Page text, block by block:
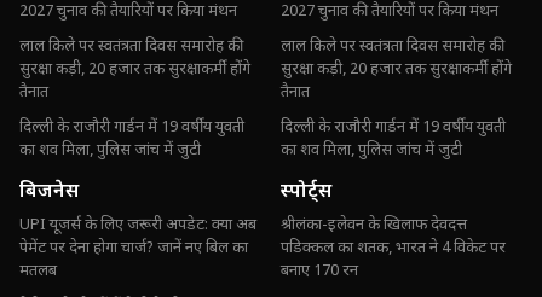
2027 चुनाव की तैयारियों पर किया मंथन
लाल किले पर स्वतंत्रता दिवस समारोह की
सुरक्षा कड़ी, 20 हजार तक सुरक्षाकर्मी होंगे
तैनात
दिल्ली के राजौरी गार्डन में 19 वर्षीय युवती
का शव मिला, पुलिस जांच में जुटी
2027 चुनाव की तैयारियों पर किया मंथन
लाल किले पर स्वतंत्रता दिवस समारोह की
सुरक्षा कड़ी, 20 हजार तक सुरक्षाकर्मी होंगे
तैनात
दिल्ली के राजौरी गार्डन में 19 वर्षीय युवती
का शव मिला, पुलिस जांच में जुटी
बिजनेस
UPI यूजर्स के लिए जरूरी अपडेट: क्या अब
पेमेंट पर देना होगा चार्ज? जानें नए बिल का
मतलब
स्पोर्ट्स
श्रीलंका-इलेवन के खिलाफ देवदत्त
पडिक्कल का शतक, भारत ने 4 विकेट पर
बनाए 170 रन